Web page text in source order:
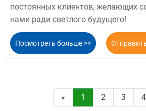
постоянных клиентов, желающих
нами ради светлого будущего!
Посмотреть больше >>
« 1 2 3 4